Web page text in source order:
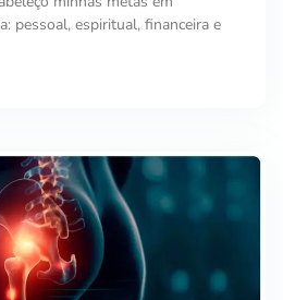
pessoal, espiritual, financeira e